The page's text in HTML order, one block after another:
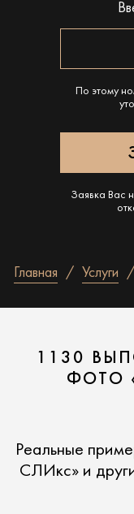
По этому
Заявка Вас
Главная Услуги
1130
ФОТО
Реальные
СЛИкс» и